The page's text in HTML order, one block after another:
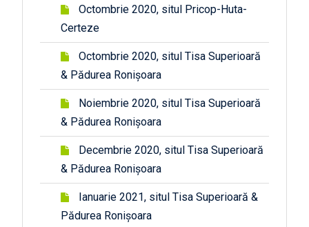
Octombrie 2020, situl Pricop-Huta-
Certeze
Octombrie 2020, situl Tisa Superioară
& Pădurea Ronișoara
Noiembrie 2020, situl Tisa Superioară
& Pădurea Ronișoara
Decembrie 2020, situl Tisa Superioară
& Pădurea Ronișoara
Ianuarie 2021, situl Tisa Superioară &
Pădurea Ronișoara